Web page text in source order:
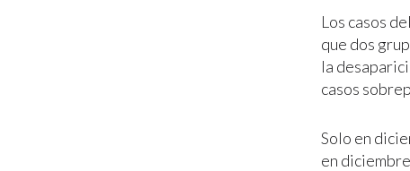
Los casos
que dos
la
casos
Solo en
en